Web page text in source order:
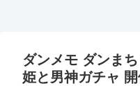
ダンメモ ダンま
姫と男神ガチャ